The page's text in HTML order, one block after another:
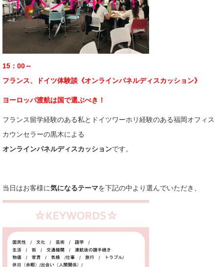
15：00～
フランス、ドイツ体験談《オンラインパネルディスカッション》
ヨーロッパ渡航は国で選ぶべき！
フランス留学経験のある私とドイツワーホリ経験のある福岡オフィス
カウンセラーの黒木による
オンラインパネルディスカッションです。
当日はお客様に気になるテーマを下記の中より選んでいただき、